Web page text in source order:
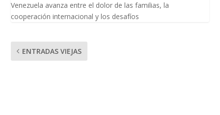
Venezuela avanza entre el dolor de las familias, la
cooperación internacional y los desafíos
ENTRADAS VIEJAS